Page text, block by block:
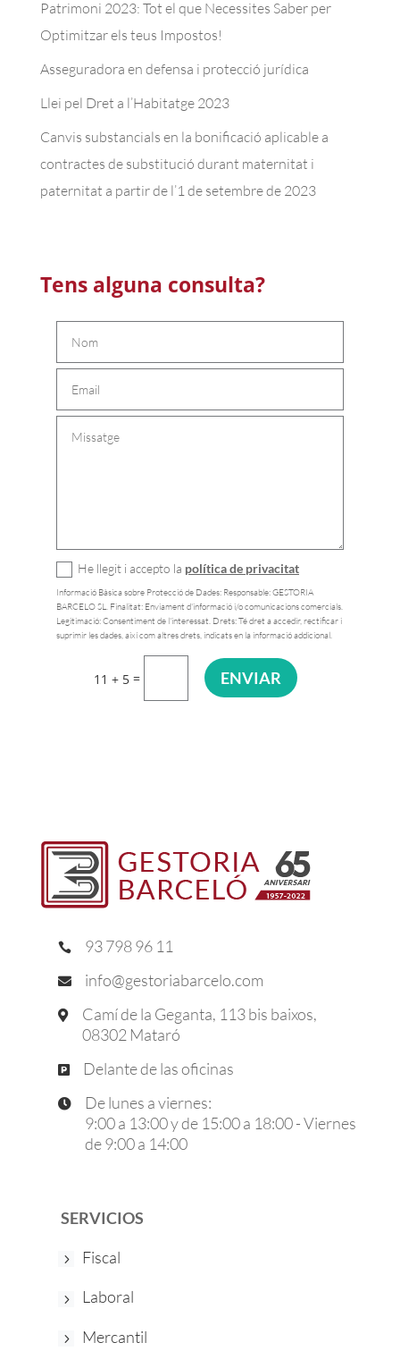
Patrimoni 2023: Tot el que Necessites Saber per
Optimitzar els teus Impostos!
Asseguradora en defensa i protecció jurídica
Llei pel Dret a l’Habitatge 2023
Canvis substancials en la bonificació aplicable a
contractes de substitució durant maternitat i
paternitat a partir de l’1 de setembre de 2023
Tens alguna consulta?
He llegit i accepto la política de privacitat
Informació Bàsica sobre Protecció de Dades: Responsable: GESTORIA
BARCELO SL. Finalitat: Enviament d'informació i/o comunicacions comercials.
Legitimació: Consentiment de l'interessat. Drets: Té dret a accedir, rectificar i
suprimir les dades, així com altres drets, indicats en la informació addicional.
11 + 5 = ENVIAR
 93 798 96 11
 info@gestoriabarcelo.com

Camí de la Geganta, 113 bis baixos,
08302 Mataró
 Delante de las oficinas

De lunes a viernes:
9:00 a 13:00 y de 15:00 a 18:00 - Viernes
de 9:00 a 14:00
SERVICIOS
Fiscal
Laboral
Mercantil